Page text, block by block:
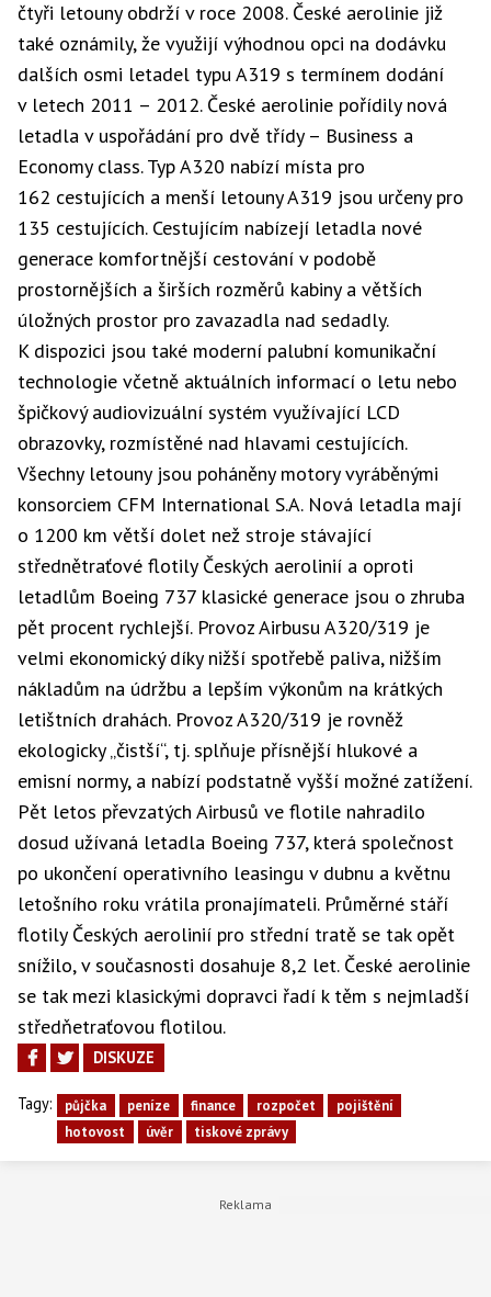
čtyři letouny obdrží v roce 2008. České aerolinie již
také oznámily, že využijí výhodnou opci na dodávku
dalších osmi letadel typu A319 s termínem dodání
v letech 2011 – 2012. České aerolinie pořídily nová
letadla v uspořádání pro dvě třídy – Business a
Economy class. Typ A320 nabízí místa pro
162 cestujících a menší letouny A319 jsou určeny pro
135 cestujících. Cestujícím nabízejí letadla nové
generace komfortnější cestování v podobě
prostornějších a širších rozměrů kabiny a větších
úložných prostor pro zavazadla nad sedadly.
K dispozici jsou také moderní palubní komunikační
technologie včetně aktuálních informací o letu nebo
špičkový audiovizuální systém využívající LCD
obrazovky, rozmístěné nad hlavami cestujících.
Všechny letouny jsou poháněny motory vyráběnými
konsorciem CFM International S.A. Nová letadla mají
o 1200 km větší dolet než stroje stávající
střednětraťové flotily Českých aerolinií a oproti
letadlům Boeing 737 klasické generace jsou o zhruba
pět procent rychlejší. Provoz Airbusu A320/319 je
velmi ekonomický díky nižší spotřebě paliva, nižším
nákladům na údržbu a lepším výkonům na krátkých
letištních drahách. Provoz A320/319 je rovněž
ekologicky „čistší“, tj. splňuje přísnější hlukové a
emisní normy, a nabízí podstatně vyšší možné zatížení.
Pět letos převzatých Airbusů ve flotile nahradilo
dosud užívaná letadla Boeing 737, která společnost
po ukončení operativního leasingu v dubnu a květnu
letošního roku vrátila pronajímateli. Průměrné stáří
flotily Českých aerolinií pro střední tratě se tak opět
snížilo, v současnosti dosahuje 8,2 let. České aerolinie
se tak mezi klasickými dopravci řadí k těm s nejmladší
středňetraťovou flotilou.
DISKUZE
Tagy: půjčka peníze finance rozpočet
pojištění
hotovost
úvěr tiskové zprávy